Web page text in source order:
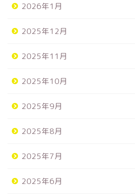
2026年1月
2025年12月
2025年11月
2025年10月
2025年9月
2025年8月
2025年7月
2025年6月